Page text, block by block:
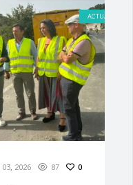
ACTUALIDAD CÁDIZ